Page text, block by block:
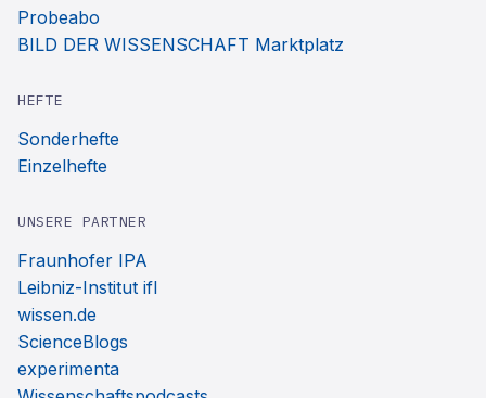
Probeabo
BILD DER WISSENSCHAFT Marktplatz
HEFTE
Sonderhefte
Einzelhefte
UNSERE PARTNER
Fraunhofer IPA
Leibniz-Institut ifl
wissen.de
ScienceBlogs
experimenta